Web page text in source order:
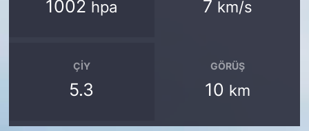
1002 hpa 7 km/s
ÇIY
5.3
GÖRÜŞ
10 km